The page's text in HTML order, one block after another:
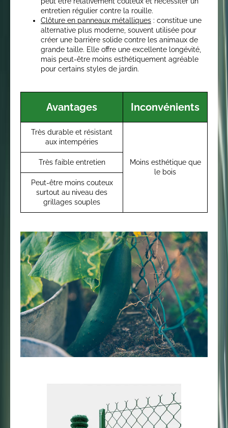
entretien régulier contre la rouille.
Clôture en panneaux métalliques : constitue une
alternative plus moderne, souvent utilisée pour
créer une barrière solide contre les animaux de
grande taille. Elle offre une excellente longévité,
mais peut-être moins esthétiquement agréable
pour certains styles de jardin.
Avantages Inconvénients
Très durable et résistant
aux intempéries
Moins esthétique que
le bois
Très faible entretien
Peut-être moins couteux
surtout au niveau des
grillages souples